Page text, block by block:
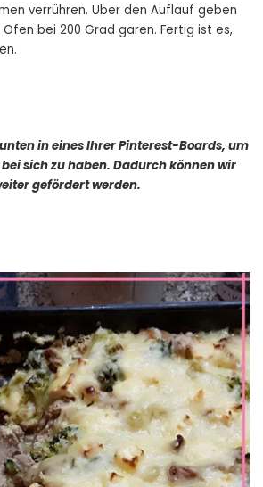
verrühren. Über den Auflauf geben
bei 200 Grad garen. Fertig ist es,
in eines Ihrer Pinterest-Boards, um
sich zu haben. Dadurch können wir
gefördert werden.